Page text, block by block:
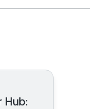
Hub: